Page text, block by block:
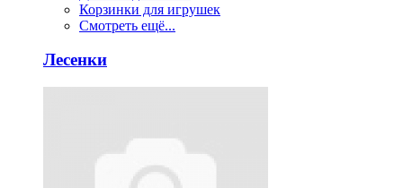
Корзинки для игрушек
Смотреть ещё...
Лесенки